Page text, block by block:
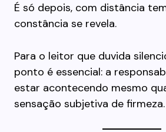
É só depois, com distância
constância se revela.
Para o leitor que duvida
ponto é essencial: a
estar acontecendo mesmo
sensação subjetiva de firmeza.